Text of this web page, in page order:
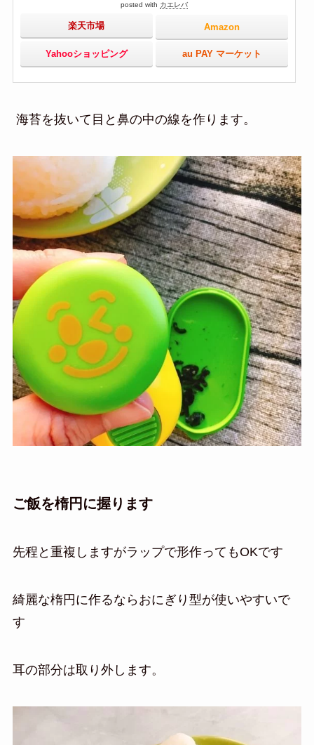
posted with カエレバ
楽天市場 Amazon
Yahooショッピング au PAY マーケット
海苔を抜いて目と鼻の中の線を作ります。
ご飯を楕円に握ります
先程と重複しますがラップで形作ってもOKです
綺麗な楕円に作るならおにぎり型が使いやすいで
す
耳の部分は取り外します。